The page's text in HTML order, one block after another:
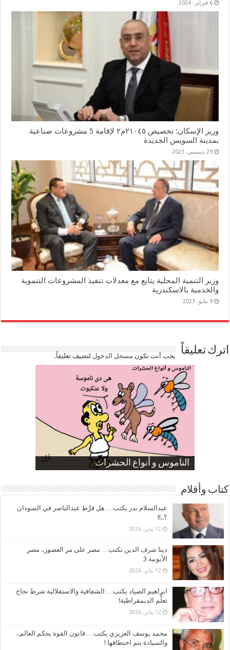
6 فبراير، 2024
وزير الإسكان: تخصيص ٢١٠٤٥م٢ لإقامة 5 مشروعات صناعية
بمدينة السويس الجديدة
29 ديسمبر، 2023
وزير التنمية المحلية يتابع مع معدلات تنفيذ المشروعات التنموية
والخدمية بالاسكندرية
9 مايو، 2023
اترك تعليقاً يجب أنت تكون مسجل الدخوللتضيف تعليقاً.
الناموس و أنواع الحشرات
الموظفين بعد ارتفاع الأسعار
ارتفاع نسبة الطلاق في مصر
صورة كاركاتيرية
صورة كاركاتيرية
كتاب وأقلام
عبدالسلام بدر يكتب… هل فرَّط عبدالناصر في السودان
؟..!!
12 يناير، 2026
دينا شرف الدين تكتب… مصر على مر العصور.. مصر
الأيوبية 3
12 يناير، 2026
ابراهيم الصياد يكتب… الشفافية والاستقلالية شرط نجاح
تعلُّم الديمقراطية!
12 يناير، 2026
محمد يوسف العزيزي يكتب… قانون القوة يحكم العالم..
والسيادة يتم اختطافها !